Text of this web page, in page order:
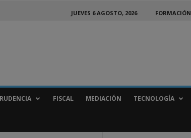
JUEVES 6 AGOSTO, 2026 FORMACIÓN
FISCAL MEDIACIÓN TECNOLOGÍA